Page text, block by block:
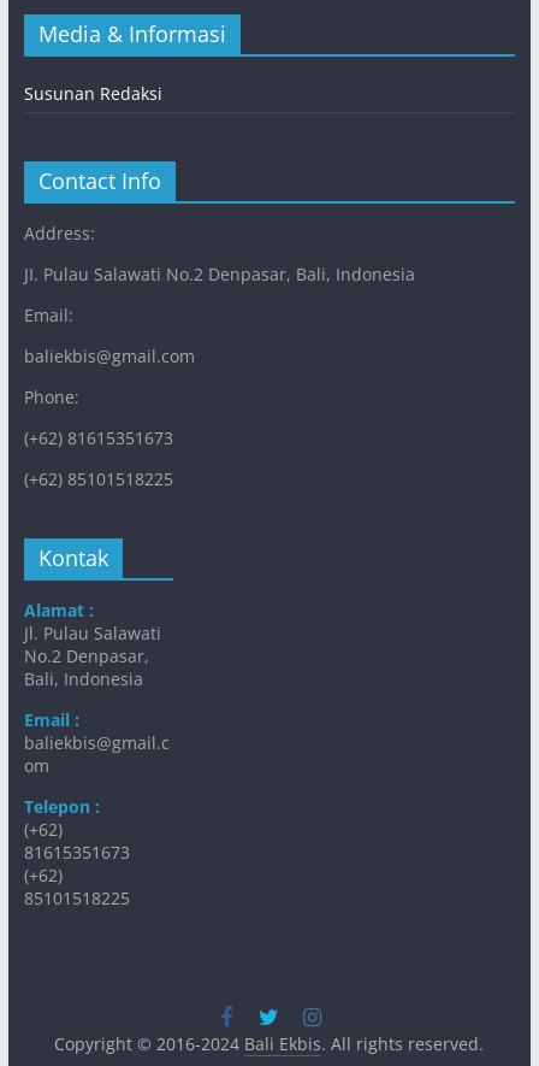
Media & Informasi
Susunan Redaksi
Contact Info
Address:
JI. Pulau Salawati No.2 Denpasar, Bali, Indonesia
Email:
baliekbis@gmail.com
Phone:
(+62) 81615351673
(+62) 85101518225
Kontak
Alamat :
Jl. Pulau Salawati
No.2 Denpasar,
Bali, Indonesia
Email :
baliekbis@gmail.c
om
Telepon :
(+62)
81615351673
(+62)
85101518225
Copyright © 2016-2024 Bali Ekbis. All rights reserved.